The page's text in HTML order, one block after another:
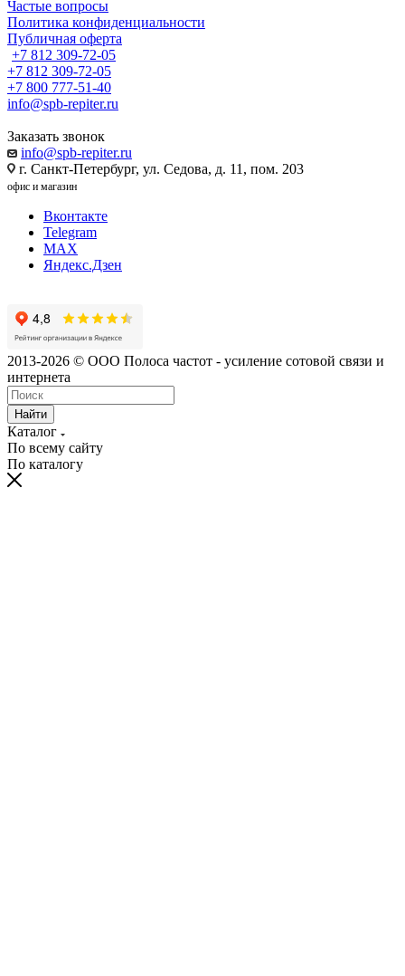
Частые вопросы
Политика конфиденциальности
Публичная оферта
+7 812 309-72-05
+7 812 309-72-05
+7 800 777-51-40
info@spb-repiter.ru
Заказать звонок
info@spb-repiter.ru
г. Санкт-Петербург, ул. Седова, д. 11, пом. 203
офис и магазин
Вконтакте
Telegram
MAX
Яндекс.Дзен
2013-2026 © ООО Полоса частот - усиление сотовой связи и
интернета
Найти
Каталог
По всему сайту
По каталогу